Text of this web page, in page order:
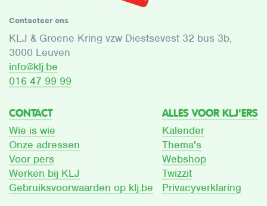
Contacteer ons
KLJ & Groene Kring vzw Diestsevest 32 bus 3b,
3000 Leuven
info@klj.be​
016 47 99 99
CONTACT
Wie is wie
Onze adressen
Voor pers
Werken bij KLJ
Gebruiksvoorwaarden op klj.be
ALLES VOOR KLJ'ERS
Kalender
Thema's
Webshop
Twizzit
Privacyverklaring